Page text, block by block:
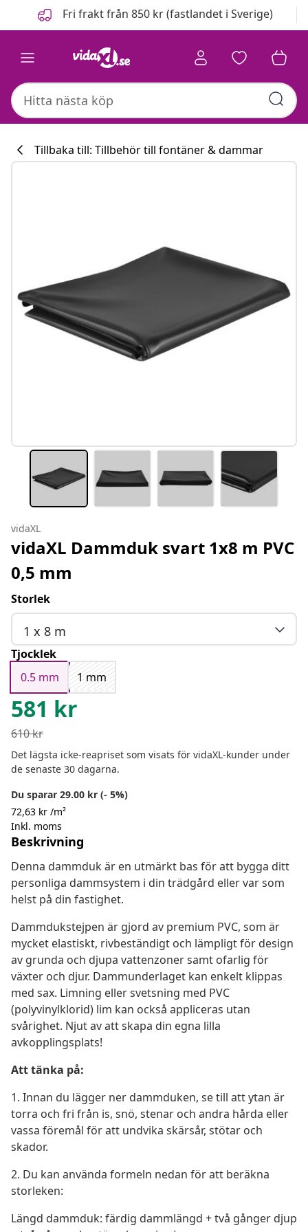
FöregåendeFri frakt från 850 kr (fastlandet i Sverige)
Tillbaka till: Tillbehör till fontäner & dammar
vidaXL
vidaXL Dammduk svart 1x8 m PVC
0,5 mm
Storlek
1 x 8 m
Tjocklek
0.5 mm
1 mm
581 kr
610kr
Det lägsta icke-reapriset som visats för vidaXL-kunder under
de senaste 30 dagarna.
Du sparar 29.00 kr (- 5%)
72,63 kr /m²
Inkl. moms
Beskrivning
Denna dammduk är en utmärkt bas för att bygga ditt
personliga dammsystem i din trädgård eller var som
helst på din fastighet.
Dammdukstejpen är gjord av premium PVC, som är
mycket elastiskt, rivbeständigt och lämpligt för design
av grunda och djupa vattenzoner samt ofarlig för
växter och djur. Dammunderlaget kan enkelt klippas
med sax. Limning eller svetsning med PVC
(polyvinylklorid) lim kan också appliceras utan
svårighet. Njut av att skapa din egna lilla
avkopplingsplats!
Att tänka på:
1. Innan du lägger ner dammduken, se till att ytan är
torra och fri från is, snö, stenar och andra hårda eller
vassa föremål för att undvika skärsår, stötar och
skador.
2. Du kan använda formeln nedan för att beräkna
storleken:
Längd dammduk: färdig dammlängd + två gånger djup